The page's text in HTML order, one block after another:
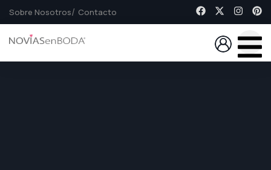
Sobre Nosotros Contacto